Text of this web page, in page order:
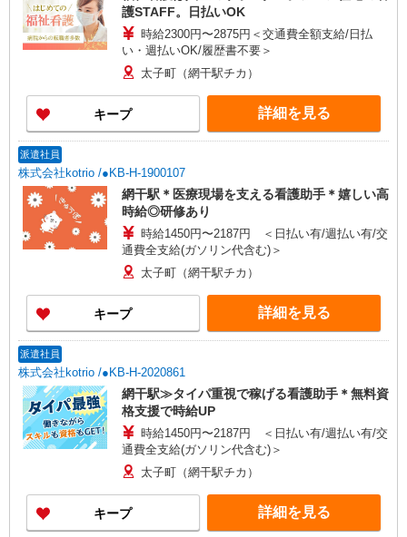
護STAFF。日払いOK
時給2300円〜2875円＜交通費全額支給/日払
い・週払いOK/履歴書不要＞
太子町（網干駅チカ）
キープ 詳細を見る
派遣社員
株式会社kotrio /●KB-H-1900107
網干駅＊医療現場を支える看護助手＊嬉しい高
時給◎研修あり
時給1450円〜2187円 ＜日払い有/週払い有/交
通費全支給(ガソリン代含む)＞
太子町（網干駅チカ）
キープ 詳細を見る
派遣社員
株式会社kotrio /●KB-H-2020861
網干駅≫タイパ重視で稼げる看護助手＊無料資
格支援で時給UP
時給1450円〜2187円 ＜日払い有/週払い有/交
通費全支給(ガソリン代含む)＞
太子町（網干駅チカ）
キープ 詳細を見る